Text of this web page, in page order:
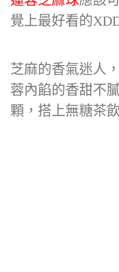
覺上最好看的
芝麻的香氣迷人
蓉內餡的香甜不
顆，搭上無糖茶